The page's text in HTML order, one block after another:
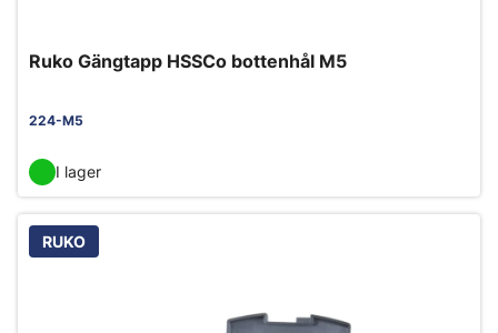
Ruko Gängtapp HSSCo bottenhål M5
224-M5
I lager
RUKO